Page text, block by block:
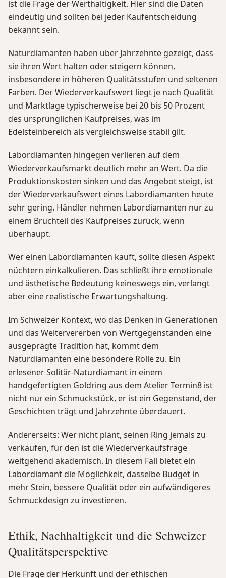
ist die Frage der Werthaltigkeit. Hier sind die Daten
eindeutig und sollten bei jeder Kaufentscheidung
bekannt sein.
Naturdiamanten haben über Jahrzehnte gezeigt, dass
sie ihren Wert halten oder steigern können,
insbesondere in höheren Qualitätsstufen und seltenen
Farben. Der Wiederverkaufswert liegt je nach Qualität
und Marktlage typischerweise bei 20 bis 50 Prozent
des ursprünglichen Kaufpreises, was im
Edelsteinbereich als vergleichsweise stabil gilt.
Labordiamanten hingegen verlieren auf dem
Wiederverkaufsmarkt deutlich mehr an Wert. Da die
Produktionskosten sinken und das Angebot steigt, ist
der Wiederverkaufswert eines Labordiamanten heute
sehr gering. Händler nehmen Labordiamanten nur zu
einem Bruchteil des Kaufpreises zurück, wenn
überhaupt.
Wer einen Labordiamanten kauft, sollte diesen Aspekt
nüchtern einkalkulieren. Das schließt ihre emotionale
und ästhetische Bedeutung keineswegs ein, verlangt
aber eine realistische Erwartungshaltung.
Im Schweizer Kontext, wo das Denken in Generationen
und das Weitervererben von Wertgegenständen eine
ausgeprägte Tradition hat, kommt dem
Naturdiamanten eine besondere Rolle zu. Ein
erlesener Solitär-Naturdiamant in einem
handgefertigten Goldring aus dem Atelier Termin8 ist
nicht nur ein Schmuckstück, er ist ein Gegenstand, der
Geschichten trägt und Jahrzehnte überdauert.
Andererseits: Wer nicht plant, seinen Ring jemals zu
verkaufen, für den ist die Wiederverkaufsfrage
weitgehend akademisch. In diesem Fall bietet ein
Labordiamant die Möglichkeit, dasselbe Budget in
mehr Stein, bessere Qualität oder ein aufwändigeres
Schmuckdesign zu investieren.
Ethik, Nachhaltigkeit und die Schweizer
Qualitätsperspektive
Die Frage der Herkunft und der ethischen